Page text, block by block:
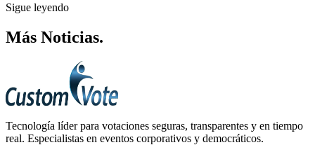
Sigue leyendo
Más Noticias.
Tecnología líder para votaciones seguras, transparentes y en tiempo
real. Especialistas en eventos corporativos y democráticos.